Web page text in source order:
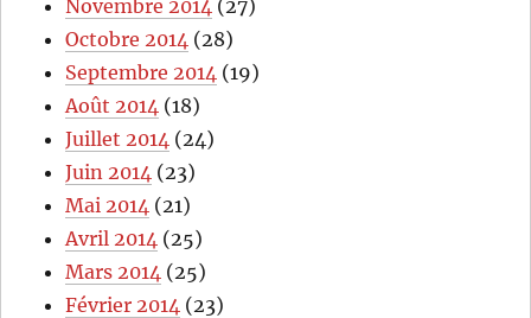
Novembre 2014 (27)
Octobre 2014 (28)
Septembre 2014 (19)
Août 2014 (18)
Juillet 2014 (24)
Juin 2014 (23)
Mai 2014 (21)
Avril 2014 (25)
Mars 2014 (25)
Février 2014 (23)